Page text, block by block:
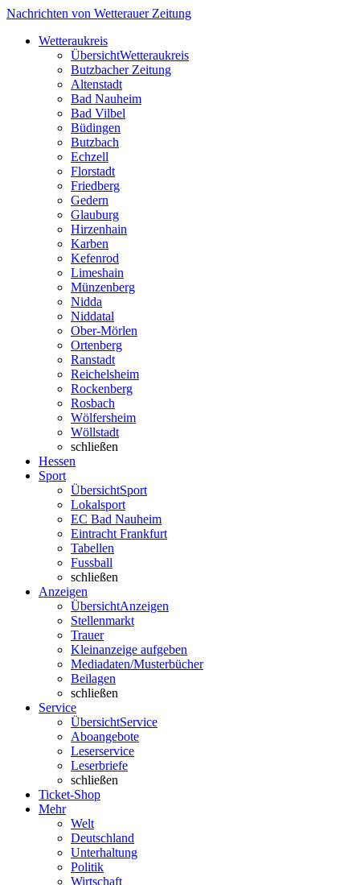
Nachrichten von Wetterauer Zeitung
Wetteraukreis
ÜbersichtWetteraukreis
Butzbacher Zeitung
Altenstadt
Bad Nauheim
Bad Vilbel
Büdingen
Butzbach
Echzell
Florstadt
Friedberg
Gedern
Glauburg
Hirzenhain
Karben
Kefenrod
Limeshain
Münzenberg
Nidda
Niddatal
Ober-Mörlen
Ortenberg
Ranstadt
Reichelsheim
Rockenberg
Rosbach
Wölfersheim
Wöllstadt
schließen
Hessen
Sport
ÜbersichtSport
Lokalsport
EC Bad Nauheim
Eintracht Frankfurt
Tabellen
Fussball
schließen
Anzeigen
ÜbersichtAnzeigen
Stellenmarkt
Trauer
Kleinanzeige aufgeben
Mediadaten/Musterbücher
Beilagen
schließen
Service
ÜbersichtService
Aboangebote
Leserservice
Leserbriefe
schließen
Ticket-Shop
Mehr
Welt
Deutschland
Unterhaltung
Politik
Wirtschaft